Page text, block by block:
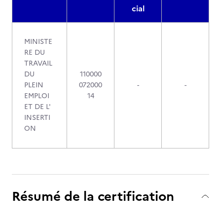
cial
MINISTE
RE DU
TRAVAIL
DU
PLEIN
EMPLOI
ET DE L'
INSERTI
ON
110000
072000
14
- -
Résumé de la certification